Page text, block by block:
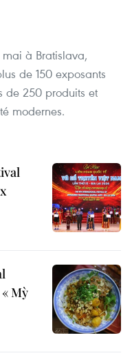
à Bratislava,
de 150 exposants
de 250 produits et
modernes.
Mỳ